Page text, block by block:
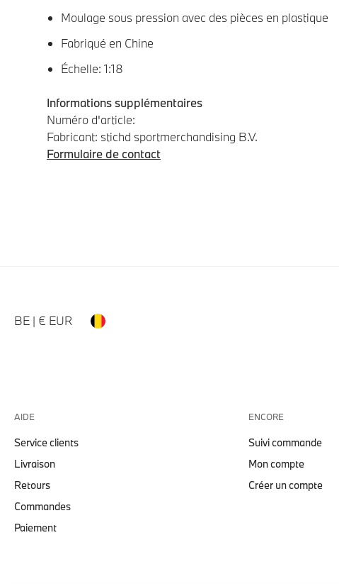
Moulage sous pression avec des pièces en plastique
Fabriqué en Chine
Échelle: 1:18
Informations supplémentaires
Numéro d'article:
Fabricant: stichd sportmerchandising B.V.
Formulaire de contact
BE | € EUR
AIDE
Service clients
Livraison
Retours
Commandes
Paiement
ENCORE
Suivi commande
Mon compte
Créer un compte